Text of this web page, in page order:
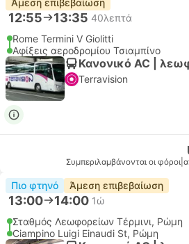
Άμεση επιβεβαίωση
12:55 13:35 40λεπτά
Rome Termini V Giolitti
Αφίξεις αεροδρομίου Τσιαμπίνο
Κανονικό AC |
Terravision
Συμπεριλαμβάνονται οι φόροι
Πιο φτηνό Άμεση επιβεβαίωση
13:00 14:00 1ώ
Σταθμός Λεωφορείων Τέρμινι, Ρώμη
Ciampino Luigi Einaudi St, Ρώμη